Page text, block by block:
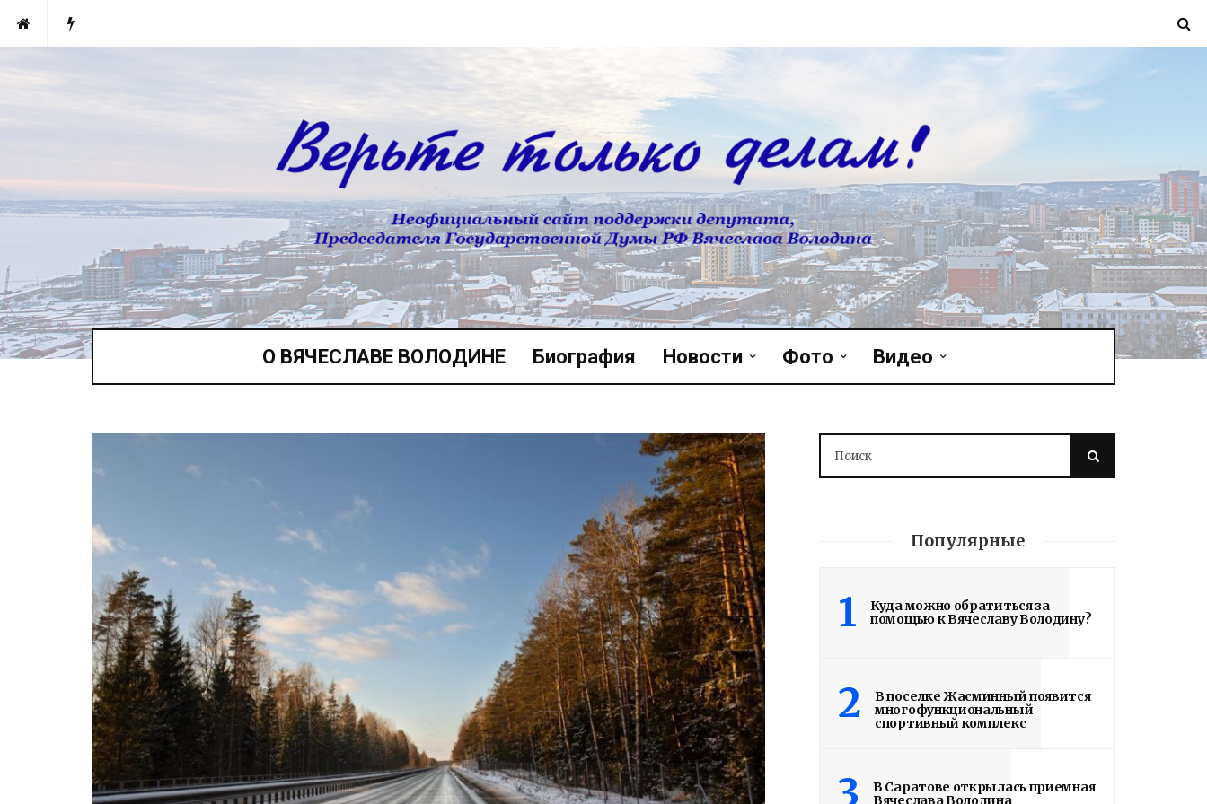
О ВЯЧЕСЛАВЕ ВОЛОДИНЕ Биография Новости Фото Видео
Популярные
1
Куда можно обратиться за
помощью к Вячеславу Володину?
2
В поселке Жасминный появится
многофункциональный
спортивный комплекс
3
В Саратове открылась приемная
Вячеслава Володина
Володин: 31 августа
ЗАВЕРШЕНЫ
4 дня назад
артиллерийское командное училище в